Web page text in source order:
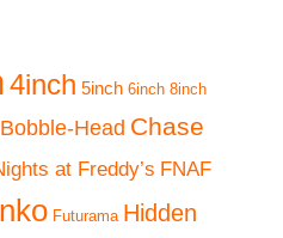
4inch 5inch 6inch 8inch
Bobble-Head Chase
at Freddy’s FNAF
Futurama Hidden